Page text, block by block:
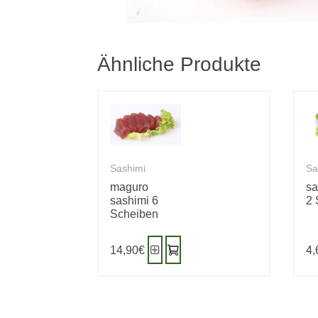
Ähnliche Produkte
Sashimi
maguro
sashimi 6
Scheiben
14,90€
2